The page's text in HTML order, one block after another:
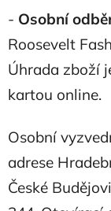
- Osobní
Roosevelt
Úhrada zboží
kartou online.
Osobní
adrese
České